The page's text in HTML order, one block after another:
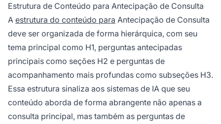
Estrutura de Conteúdo para Antecipação de Consulta
A estrutura do conteúdo para Antecipação de Consulta
deve ser organizada de forma hierárquica, com seu
tema principal como H1, perguntas antecipadas
principais como seções H2 e perguntas de
acompanhamento mais profundas como subseções H3.
Essa estrutura sinaliza aos sistemas de IA que seu
conteúdo aborda de forma abrangente não apenas a
consulta principal, mas também as perguntas de